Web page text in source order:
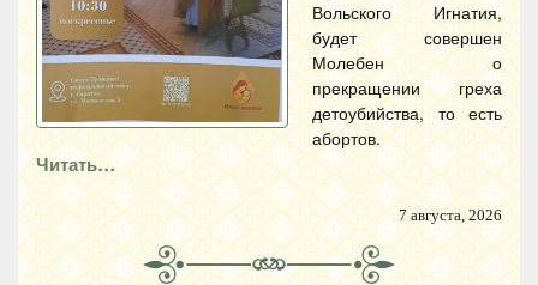
Вольского Игнатия,
будет совершен
Молебен о
прекращении греха
детоубийства, то есть
абортов.
Читать…
7 августа, 2026